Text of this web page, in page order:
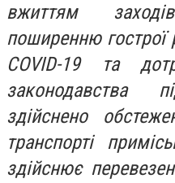
вжиттям
поширенню гострої
COVID-19 та
законодавства
здійснено
транспорті
здійснює